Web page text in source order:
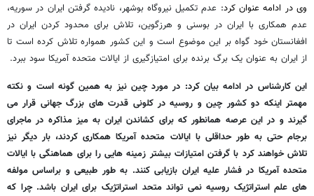
وی در ادامه عنوان کرد: عدم تکمیل نیروگاه بوشهر، نادیده گرفتن ایران در سوریه،
عدم همکاری با ایران در بوسنی و هرزگوین، تلاش برای محدود کردن ایران در
افغانستان خود گواه بر این موضوع است و این کشور همواره تلاش کرده است تا
از ایران به عنوان یک برگ برنده برای امتیازگیری از ایالات متحده آمریکا سود ببرد.
این کارشناس در ادامه بیان کرد: در مورد چین نیز به همین گونه است و نکته
مهمتر اینکه دو کشور چین و روسیه در کلونی قدرت های بزرگ جهانی قرار می
گیرند و در این عرصه همانطور که برای کشاندن ایران به میز مذاکره در ماجرای
برجام حتی به طور حداقلی با ایالات متحده آمریکا همکاری کردند، بار دیگر نیز
تلاش خواهند کرد با گرفتن امتیازات بیشتر زمینه هایی را برای هماهنگی با ایالات
متحده آمریکا در فشار علیه ایران بازیابی کنند. به طور طبیعی و براساس مولفه
های علم استراتژیک روسیه نمی تواند متحد استراتژیک برای ایران باشد. چرا که